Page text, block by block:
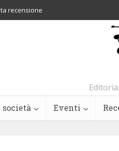
recensione
società Eventi